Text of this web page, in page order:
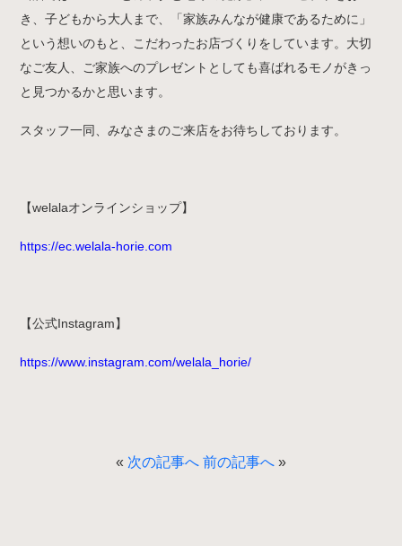
き、子どもから大人まで、「家族みんなが健康であるために」
という想いのもと、こだわったお店づくりをしています。大切
なご友人、ご家族へのプレゼントとしても喜ばれるモノがきっ
と見つかるかと思います。
スタッフ一同、みなさまのご来店をお待ちしております。
【welalaオンラインショップ】
https://ec.welala-horie.com
【公式Instagram】
https://www.instagram.com/welala_horie/
« 次の記事へ 前の記事へ »